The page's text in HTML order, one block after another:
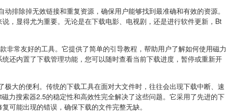
排除掉无效链接和重复资源，确保用户能够找到最准确和有效的资源。
，显得尤为重要。无论是在下载电影、电视剧，还是进行软件更新，Bt
非常友好的工具。它提供了简单的引导教程，帮助用户了解如何使用磁力
还内置了下载管理功能，您可以随时查看当前下载进度，暂停或重新开
大的便利。传统的下载工具在面对大文件时，往往会出现下载中断、速
力搜索器2.5的稳定性和高效性完全解决了这些问题。它采用了先进的下
可能出现的错误，确保下载的文件完整无缺。